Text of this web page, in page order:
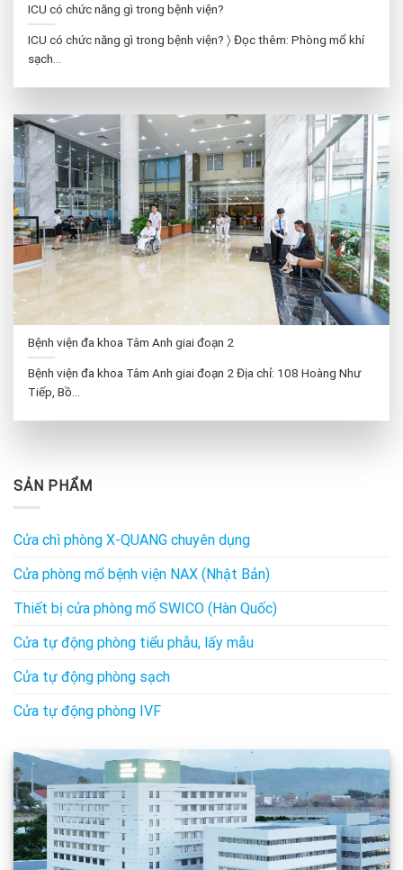
SẢN PHẨM
Cửa chì phòng X-QUANG chuyên dụng
Cửa phòng mổ bệnh viện NAX (Nhật Bản)
Thiết bị cửa phòng mổ SWICO (Hàn Quốc)
Cửa tự động phòng tiểu phẫu, lấy mẫu
Cửa tự động phòng sạch
Cửa tự động phòng IVF
ICU có chức năng gì trong bệnh viện?
ICU có chức năng gì trong bệnh viện? 〉 Đọc thêm: Phòng mổ khí
sạch...
Bệnh viện đa khoa Tâm Anh giai đoạn 2
Bệnh viện đa khoa Tâm Anh giai đoạn 2 Địa chỉ: 108 Hoàng Như
Tiếp, Bồ...